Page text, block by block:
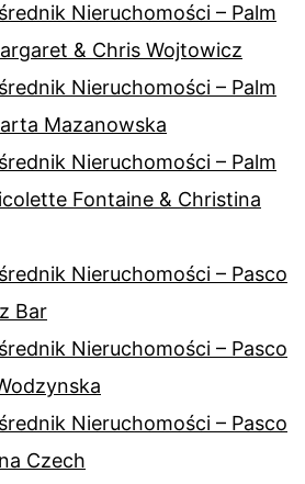
Nieruchomości – Palm
& Chris Wojtowicz
Nieruchomości – Palm
Mazanowska
Nieruchomości – Palm
Fontaine & Christina
Nieruchomości – Pasco
Bar
Nieruchomości – Pasco
Nieruchomości – Pasco
Czech